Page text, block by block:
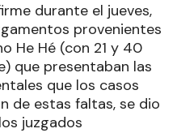
durante el jueves,
provenientes
He Hé (con 21 y 40
que presentaban las
que los casos
de estas faltas, se dio
juzgados